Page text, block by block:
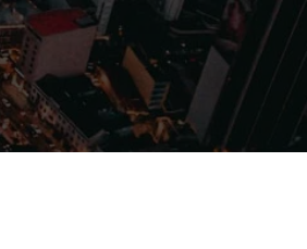
Filmes Séries Música Gênero